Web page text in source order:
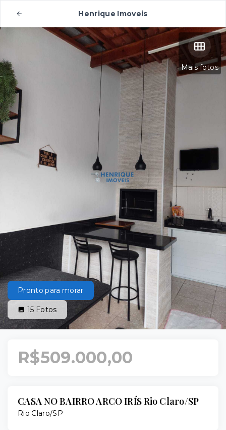
Henrique Imoveis
Mais fotos
Pronto para morar
15 Fotos
R$509.000,00
CASA NO BAIRRO ARCO IRÍS Rio Claro/SP
Rio Claro/SP